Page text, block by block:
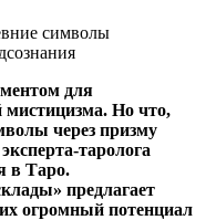
для
мистицизма. Но что,
через призму
таролога
в Таро.
предлагает
огромный потенциал